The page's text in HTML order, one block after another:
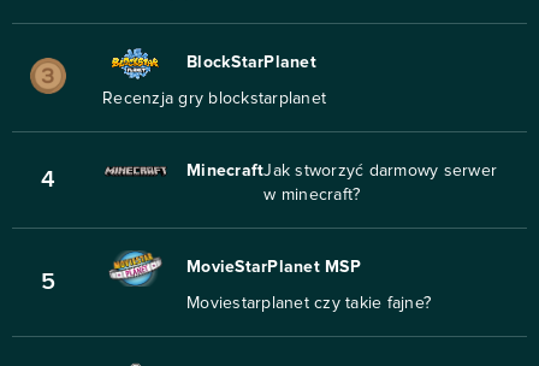
BlockStarPlanet
Recenzja gry blockstarplanet
4 MinecraftJak stworzyć darmowy serwer
w minecraft?
5
MovieStarPlanet MSP
Moviestarplanet czy takie fajne?